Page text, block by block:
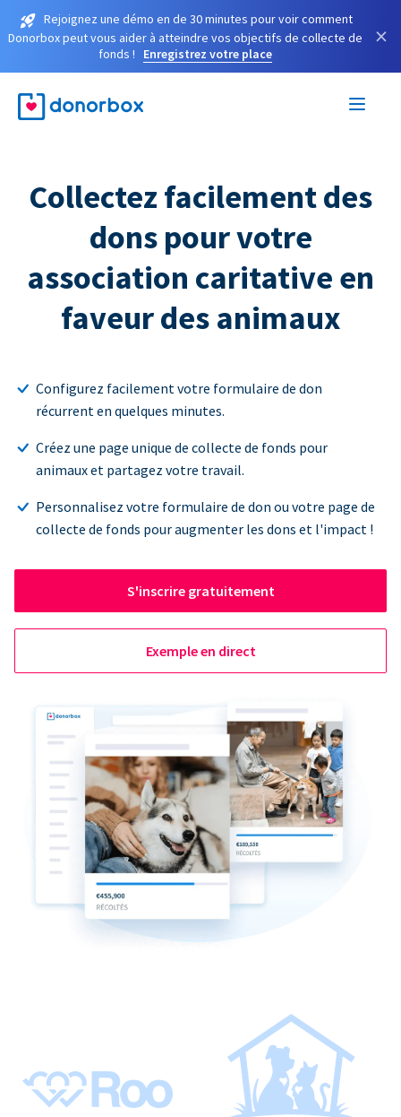
Rejoignez une démo en de 30 minutes pour voir comment
Donorbox peut vous aider à atteindre vos objectifs de collecte de
fonds !
Enregistrez votre place
×
Collectez facilement des
dons pour votre
association caritative en
faveur des animaux
Configurez facilement votre formulaire de don
récurrent en quelques minutes.
Créez une page unique de collecte de fonds pour
animaux et partagez votre travail.
Personnalisez votre formulaire de don ou votre page de
collecte de fonds pour augmenter les dons et l'impact !
S'inscrire gratuitement
Exemple en direct